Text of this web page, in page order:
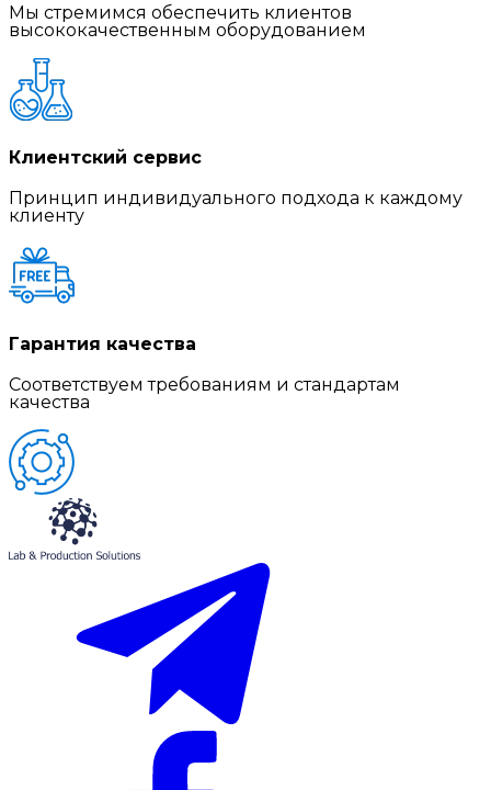
Мы стремимся обеспечить клиентов
высококачественным оборудованием
Клиентский сервис
Принцип индивидуального подхода к каждому
клиенту
Гарантия качества
Соответствуем требованиям и стандартам
качества